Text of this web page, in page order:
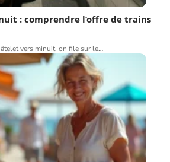
nuit : comprendre l’offre de trains
vers minuit, on file sur le…